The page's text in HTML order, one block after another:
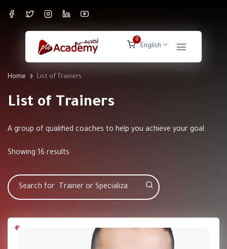
0
English
Home List of Trainers
List of Trainers
A group of qualified coaches to help you achieve your goal.
Showing 16 results